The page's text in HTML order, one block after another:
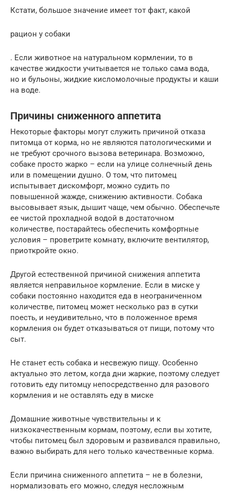
Кстати, большое значение имеет тот факт, какой
рацион у собаки
. Если животное на натуральном кормлении, то в
качестве жидкости учитывается не только сама вода,
но и бульоны, жидкие кисломолочные продукты и каши
на воде.
Причины сниженного аппетита
Некоторые факторы могут служить причиной отказа
питомца от корма, но не являются патологическими и
не требуют срочного вызова ветеринара. Возможно,
собаке просто жарко – если на улице солнечный день
или в помещении душно. О том, что питомец
испытывает дискомфорт, можно судить по
повышенной жажде, снижению активности. Собака
высовывает язык, дышит чаще, чем обычно. Обеспечьте
ее чистой прохладной водой в достаточном
количестве, постарайтесь обеспечить комфортные
условия – проветрите комнату, включите вентилятор,
приоткройте окно.
Другой естественной причиной снижения аппетита
является неправильное кормление. Если в миске у
собаки постоянно находится еда в неограниченном
количестве, питомец может несколько раз в сутки
поесть, и неудивительно, что в положенное время
кормления он будет отказываться от пищи, потому что
сыт.
Не станет есть собака и несвежую пищу. Особенно
актуально это летом, когда дни жаркие, поэтому следует
готовить еду питомцу непосредственно для разового
кормления и не оставлять еду в миске
Домашние животные чувствительны и к
низкокачественным кормам, поэтому, если вы хотите,
чтобы питомец был здоровым и развивался правильно,
важно выбирать для него только качественные корма.
Если причина сниженного аппетита – не в болезни,
нормализовать его можно, следуя несложным